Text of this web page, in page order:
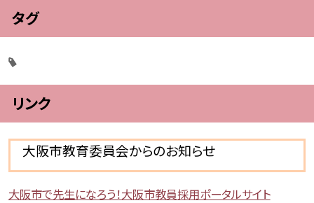
タグ
リンク
大阪市教育委員会からのお知らせ
大阪市で先生になろう！大阪市教員採用ポータルサイト